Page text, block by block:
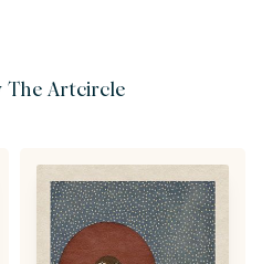
The Artcircle